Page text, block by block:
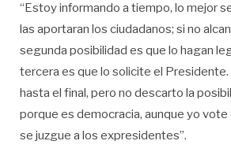
“Estoy informando a tiempo, lo mejor
las aportaran los ciudadanos; si no
segunda posibilidad es que lo hagan
tercera es que lo solicite el Presidente.
hasta el final, pero no descarto la
porque es democracia, aunque yo vote
se juzgue a los expresidentes”.